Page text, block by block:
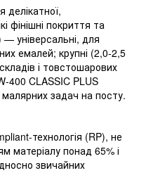
фінішні покриття та
універсальні, для
емалей; крупні (2,0-2,5
і товстошарових
400 CLASSIC PLUS
задач на посту.
технологія (RP), не
матеріалу понад 65% і
звичайних